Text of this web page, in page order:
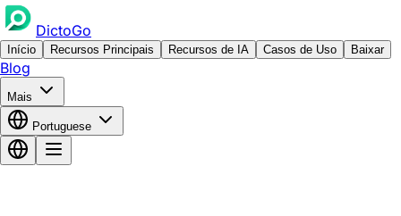
DictoGo
Início Recursos Principais Recursos de IA Casos de Uso Baixar
Blog
Mais
Portuguese